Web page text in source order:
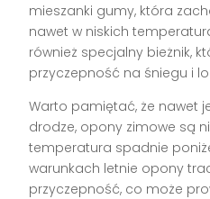
mieszanki gumy, która
nawet w niskich
również specjalny bieżnik,
przyczepność na śniegu i
Warto pamiętać, że nawet
drodze, opony zimowe są
temperatura spadnie
warunkach letnie opony
przyczepność, co może